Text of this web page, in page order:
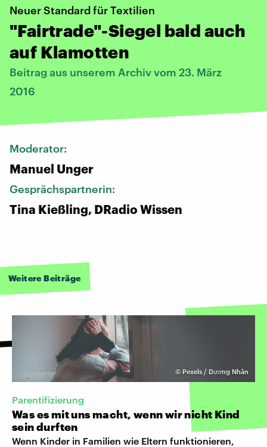
Neuer Standard für Textilien
"Fairtrade"-Siegel bald auch
auf Klamotten
Beitrag aus unserem Archiv vom 23. März
2016
Moderator:
Manuel Unger
Gesprächspartnerin:
Tina Kießling, DRadio Wissen
Weitere Beiträge
© Pexels / Dương Nhân
Parentifizierung
Was es mit uns macht, wenn wir nicht Kind
sein durften
Wenn Kinder in Familien wie Eltern funktionieren,